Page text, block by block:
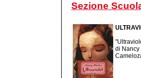
Sezione
di Nancy